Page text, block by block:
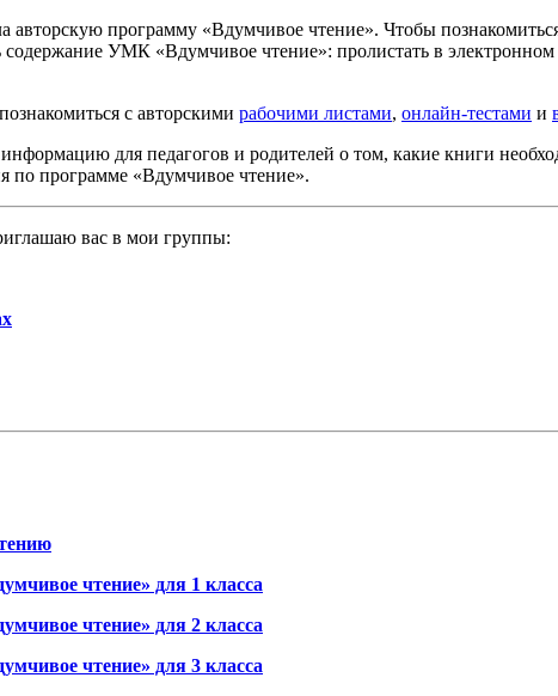
авторскую программу «Вдумчивое чтение». Чтобы
УМК «Вдумчивое чтение»: пролистать в
с авторскими рабочими листами, онлайн-тестами и
информацию для педагогов и родителей о том, какие книги
по программе «Вдумчивое чтение».
вас в мои группы:
чтение» для 1 класса
чтение» для 2 класса
чтение» для 3 класса